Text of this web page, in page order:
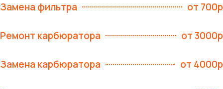
Замена фильтра от 700р
Ремонт карбюратора от 3000р
Замена карбюратора от 4000р